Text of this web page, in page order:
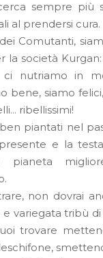
sempre più
al prendersi cura.
Comutanti,
la società
ci nutriamo in
bene, siamo
ribellissimi!
piantati nel
e la
pianeta
non dovrai
variegata tribù di
trovare